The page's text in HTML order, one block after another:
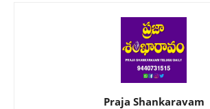
Praja Shankaravam